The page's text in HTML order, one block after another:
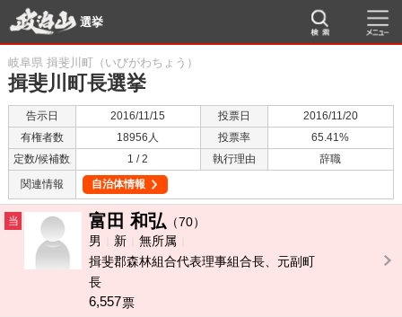
選挙
岐阜県 揖斐川町（いびがわちょう）
揖斐川町長選挙
告示日 2016/11/15 投票日
2016/11/20
有権者数
18956人 投票率
65.41%
定数/候補数
1 / 2 執行理由
辞職
関連情報
自治体情報
当 富田 和弘 （70）
男
新
無所属
揖斐郡森林組合代表理事組合長、元副町
長
6,557票